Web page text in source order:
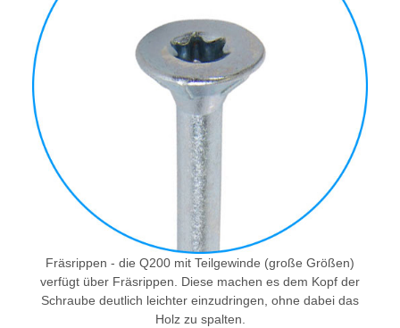
Fräsrippen - die Q200 mit Teilgewinde (große Größen)
verfügt über Fräsrippen. Diese machen es dem Kopf der
Schraube deutlich leichter einzudringen, ohne dabei das
Holz zu spalten.